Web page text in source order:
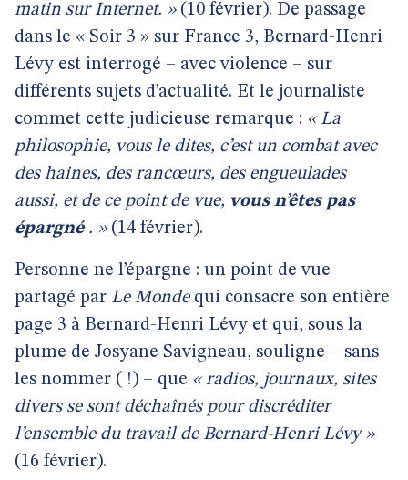
matin sur Internet. »(10 février). De passage
dans le « Soir 3 » sur France 3, Bernard-Henri
Lévy est interrogé – avec violence – sur
différents sujets d’actualité. Et le journaliste
commet cette judicieuse remarque : « La
philosophie, vous le dites, c’est un combat avec
des haines, des rancœurs, des engueulades
aussi, et de ce point de vue, vous n’êtes pas
épargné . » (14 février).
Personne ne l’épargne : un point de vue
partagé par Le Mondequi consacre son entière
page 3 à Bernard-Henri Lévy et qui, sous la
plume de Josyane Savigneau, souligne – sans
les nommer ( !) – que « radios, journaux, sites
divers se sont déchaînés pour discréditer
l’ensemble du travail de Bernard-Henri Lévy »
(16 février).